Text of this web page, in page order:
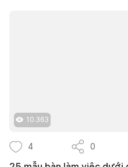
10.363
4 0